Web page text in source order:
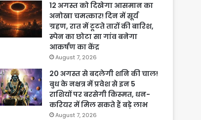
12 अगस्त को दिखेगा आसमान का
अनोखा चमत्कार! दिन में सूर्य
ग्रहण, रात में टूटते तारों की बारिश,
स्पेन का छोटा सा गांव बनेगा
आकर्षण का केंद्र
August 7, 2026
20 अगस्त से बदलेगी शनि की चाल!
बुध के नक्षत्र में प्रवेश से इन 5
राशियों पर बरसेगी किस्मत, धन-
करियर में मिल सकते हैं बड़े लाभ
August 7, 2026